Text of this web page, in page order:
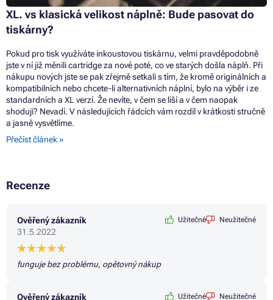
XL. vs klasická velikost náplně: Bude pasovat do
tiskárny?
Pokud pro tisk využíváte inkoustovou tiskárnu, velmi pravděpodobně
jste v ní již měnili cartridge za nové poté, co ve starých došla náplň. Při
nákupu nových jste se pak zřejmě setkali s tím, že kromě originálních a
kompatibilních nebo chcete-li alternativních náplní, bylo na výběr i ze
standardních a XL verzí. Že nevíte, v čem se liší a v čem naopak
shodují? Nevadí. V následujících řádcích vám rozdíl v krátkosti stručně
a jasně vysvětlíme.
Přečíst článek »
Recenze
Ověřený zákazník
31.5.2022
Užitečné Neužitečné
funguje bez problému, opětovný nákup
Ověřený zákazník Užitečné Neužitečné